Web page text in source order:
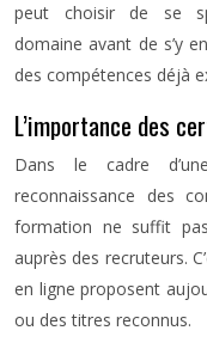
peut choisir de se
domaine avant de s’y
des compétences déjà
L’importance des
Dans le cadre
reconnaissance des
formation ne suffit
auprès des recruteurs.
en ligne proposent
ou des titres reconnus.